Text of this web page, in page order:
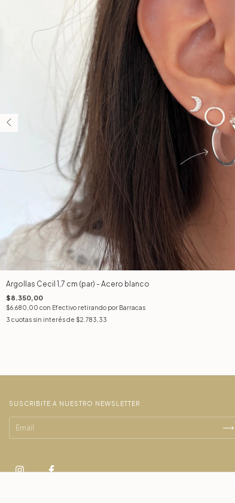
Argollas Cecil 1,7 cm (par) - Acero blanco
$8.350,00
$6.680,00 con Efectivo retirando por Barracas
3 cuotas sin interés de $2.783,33
SUSCRIBITE A NUESTRO NEWSLETTER